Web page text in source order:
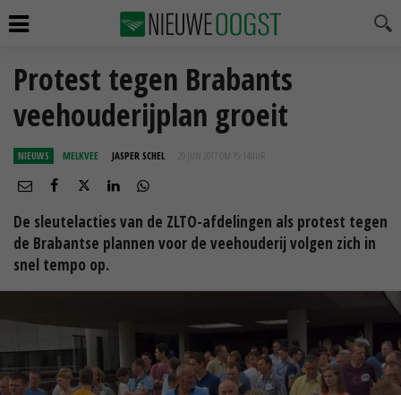
Protest tegen Brabants
veehouderijplan groeit
NIEUWS MELKVEE JASPER SCHEL 29 JUN 2017 OM 15:14
De sleutelacties van de ZLTO-afdelingen als protest tegen
de Brabantse plannen voor de veehouderij volgen zich in
snel tempo op.